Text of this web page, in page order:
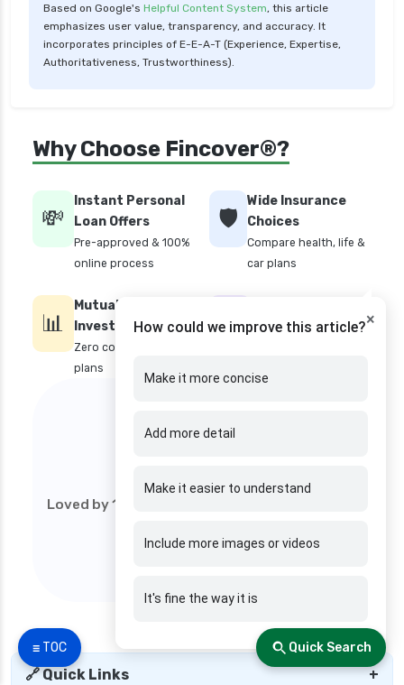
☰ TOC
covid 19 health insurance
critical illness health insurance
family health insurance
future generali aarogya bima insurance plan
future generali criticare insurance plan
future generali group health insurance plan
future generali health suraksha family floater
plan
future generali health suraksha individual
insurance plan
future generali hospicash insurance plan
group health insurance
group health insurance vs individual
gst for health insurance
health insurance advantages and
disadvantages
health insurance ahmedabad
×
How could we improve this article?
Make it more concise
Add more detail
Make it easier to understand
Include more images or videos
It's fine the way it is
Based on Google's Helpful Content System, this article
emphasizes user value, transparency, and accuracy. It
incorporates principles of E-E-A-T (Experience, Expertise,
Authoritativeness, Trustworthiness).
Quick Search
Why Choose Fincover®?
💸
Instant Personal
Loan Offers
Pre-approved & 100%
online process
🛡️
Wide Insurance
Choices
Compare health, life &
car plans
📊
Mutual Funds &
Investing
Zero commission
plans
🏦 Management
Loved by 1M+ users (web). Start your financial
🔗 Quick Links +